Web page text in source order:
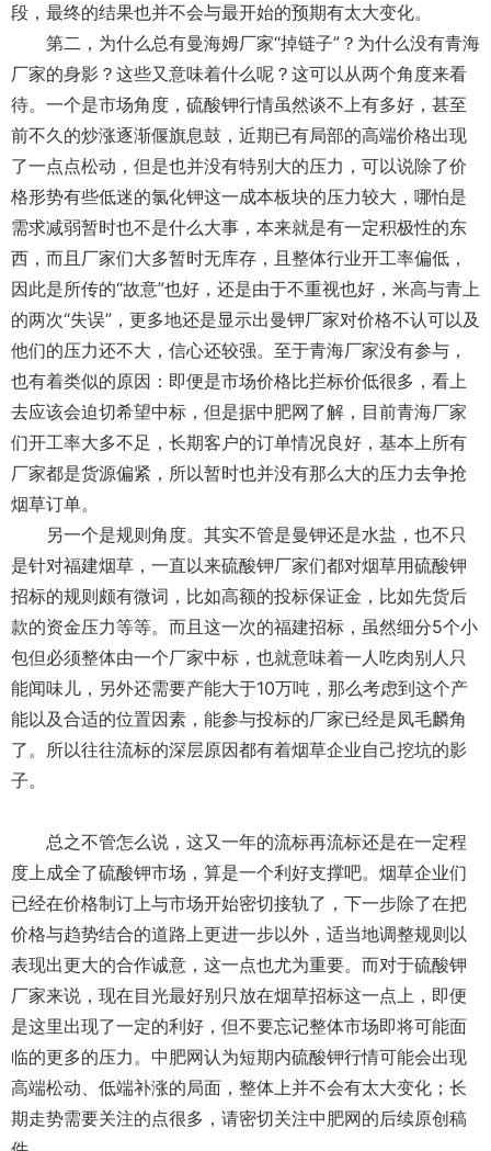
段，最终的结果也并不会与最开始的预期有太大变化。
第二，为什么总有曼海姆厂家“掉链子”？为什么没有青海
厂家的身影？这些又意味着什么呢？这可以从两个角度来看
待。一个是市场角度，硫酸钾行情虽然谈不上有多好，甚至
前不久的炒涨逐渐偃旗息鼓，近期已有局部的高端价格出现
了一点点松动，但是也并没有特别大的压力，可以说除了价
格形势有些低迷的氯化钾这一成本板块的压力较大，哪怕是
需求减弱暂时也不是什么大事，本来就是有一定积极性的东
西，而且厂家们大多暂时无库存，且整体行业开工率偏低，
因此是所传的“故意”也好，还是由于不重视也好，米高与青上
的两次“失误”，更多地还是显示出曼钾厂家对价格不认可以及
他们的压力还不大，信心还较强。至于青海厂家没有参与，
也有着类似的原因：即便是市场价格比拦标价低很多，看上
去应该会迫切希望中标，但是据中肥网了解，目前青海厂家
们开工率大多不足，长期客户的订单情况良好，基本上所有
厂家都是货源偏紧，所以暂时也并没有那么大的压力去争抢
烟草订单。
另一个是规则角度。其实不管是曼钾还是水盐，也不只
是针对福建烟草，一直以来硫酸钾厂家们都对烟草用硫酸钾
招标的规则颇有微词，比如高额的投标保证金，比如先货后
款的资金压力等等。而且这一次的福建招标，虽然细分5个小
包但必须整体由一个厂家中标，也就意味着一人吃肉别人只
能闻味儿，另外还需要产能大于10万吨，那么考虑到这个产
能以及合适的位置因素，能参与投标的厂家已经是凤毛麟角
了。所以往往流标的深层原因都有着烟草企业自己挖坑的影
子。
总之不管怎么说，这又一年的流标再流标还是在一定程
度上成全了硫酸钾市场，算是一个利好支撑吧。烟草企业们
已经在价格制订上与市场开始密切接轨了，下一步除了在把
价格与趋势结合的道路上更进一步以外，适当地调整规则以
表现出更大的合作诚意，这一点也尤为重要。而对于硫酸钾
厂家来说，现在目光最好别只放在烟草招标这一点上，即便
是这里出现了一定的利好，但不要忘记整体市场即将可能面
临的更多的压力。中肥网认为短期内硫酸钾行情可能会出现
高端松动、低端补涨的局面，整体上并不会有太大变化；长
期走势需要关注的点很多，请密切关注中肥网的后续原创稿